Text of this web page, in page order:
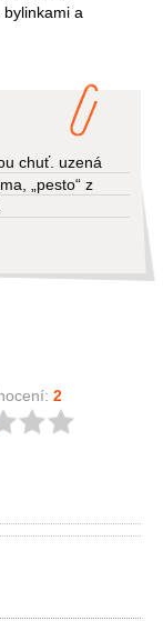
a
chuť. uzená
„pesto“ z
2